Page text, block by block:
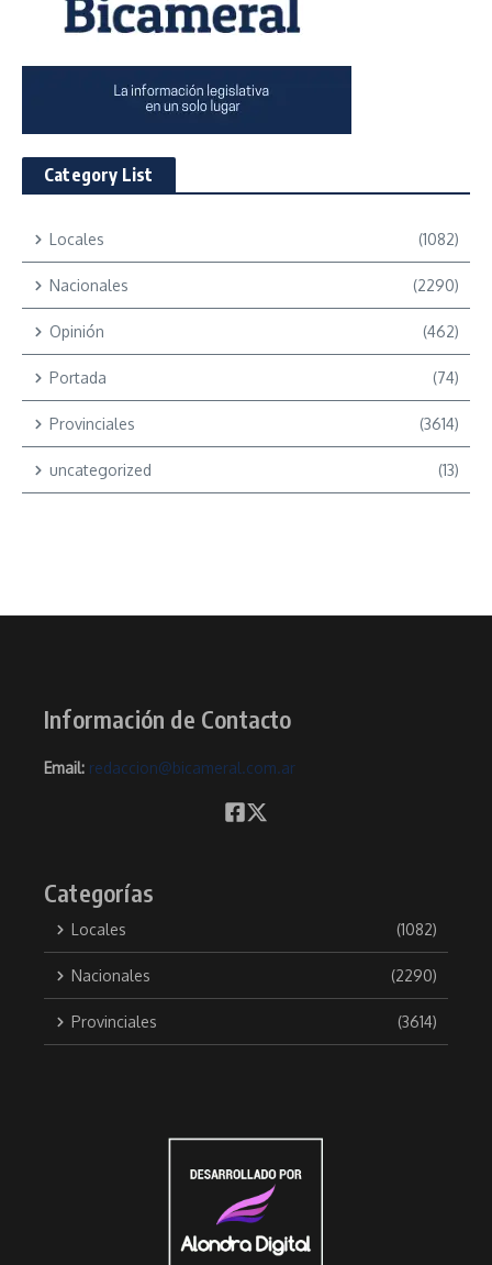
Category List
Locales (1082)
Nacionales (2290)
Opinión (462)
Portada (74)
Provinciales (3614)
uncategorized (13)
Información de Contacto
Email: redaccion@bicameral.com.ar
Categorías
Locales (1082)
Nacionales (2290)
Provinciales (3614)